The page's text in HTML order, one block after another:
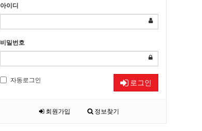
아이디
비밀번호
자동로그인 로그인
회원가입 정보찾기